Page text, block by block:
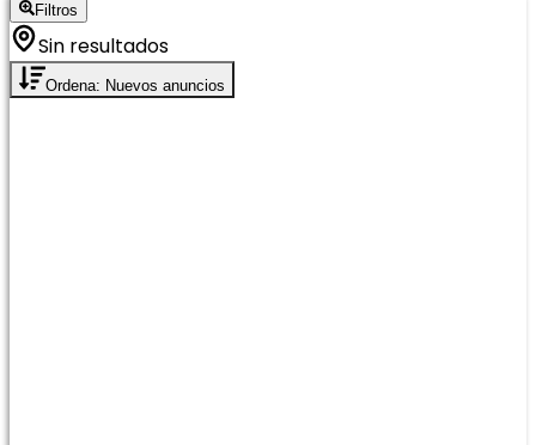
Filtros
Sin resultados
Ordena: Nuevos anuncios